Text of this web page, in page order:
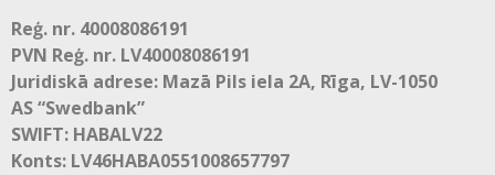
Reģ. nr. 40008086191
PVN Reģ. nr. LV40008086191
Juridiskā adrese: Mazā Pils iela 2A, Rīga, LV-1050
AS “Swedbank”
SWIFT: HABALV22
Konts: LV46HABA0551008657797